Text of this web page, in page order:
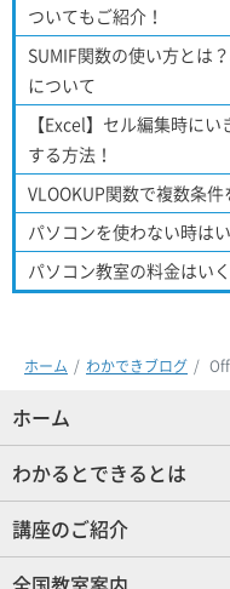
ついてもご紹介！
SUMIF関数の使い方とは
について
【Excel】セル編集時に
する方法！
VLOOKUP関数で複数条
パソコンを使わない時は
パソコン教室の料金はい
ホーム わかできブログ
ホーム
わかるとできるとは
講座のご紹介